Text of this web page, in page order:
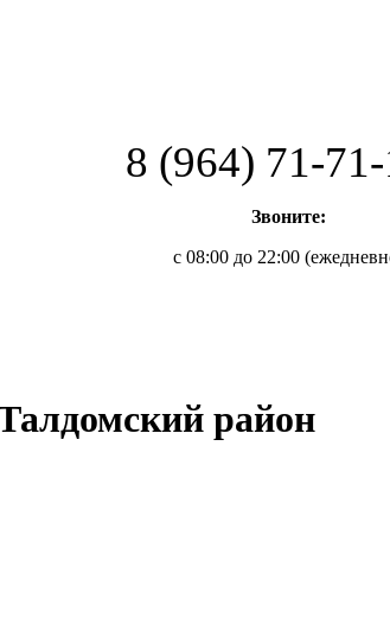
8 (964) 71-
Звоните:
с 08:00 до 22:00
район